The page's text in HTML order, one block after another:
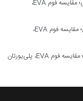
راهنمای انتخاب بهترین فوم صنعتی؛ مقایسه فوم EVA،
راهنمای انتخاب بهترین فوم صنعتی؛ مقایسه فوم EVA،
راهنمای انتخاب بهترین فوم صنعتی؛ مقایسه فوم EVA، پلی‌یورتان